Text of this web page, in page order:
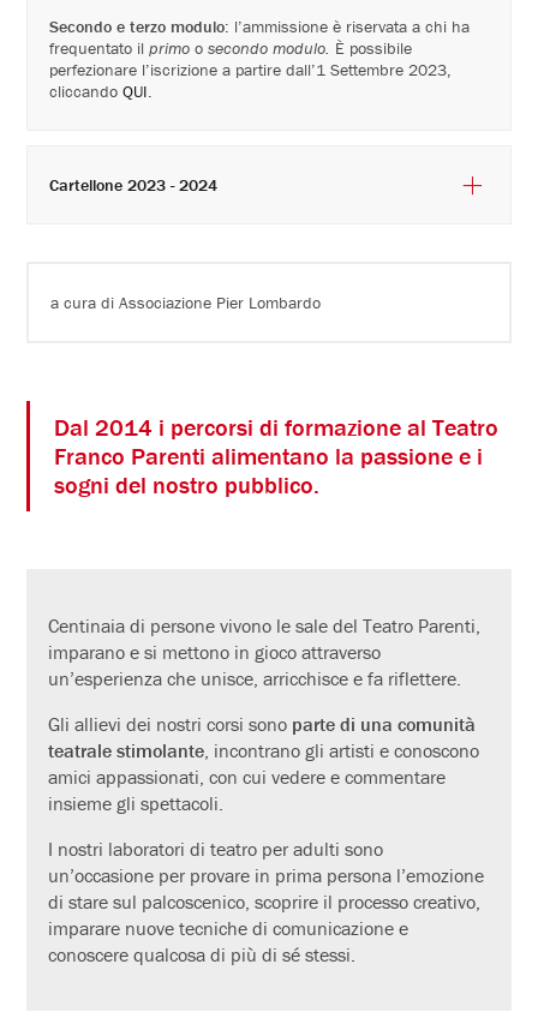
a cura di Associazione Pier Lombardo
Dal 2014 i percorsi di formazione al Teatro
Franco Parenti alimentano la passione e i
sogni del nostro pubblico.
Centinaia di persone vivono le sale del Teatro Parenti,
imparano e si mettono in gioco attraverso
un’esperienza che unisce, arricchisce e fa riflettere.
Gli allievi dei nostri corsi sono parte di una comunità
teatrale stimolante , incontrano gli artisti e conoscono
amici appassionati, con cui vedere e commentare
insieme gli spettacoli.
I nostri laboratori di teatro per adulti sono
un’occasione per provare in prima persona l’emozione
di stare sul palcoscenico, scoprire il processo creativo,
imparare nuove tecniche di comunicazione e
conoscere qualcosa di più di sé stessi.
Secondo e terzo modulo: l’ammissione è riservata a chi ha
frequentato ilprimo osecondo modulo. È possibile
perfezionare l’iscrizione a partire dall’1 Settembre 2023,
cliccandoQUI
Cartellone 2023 - 2024